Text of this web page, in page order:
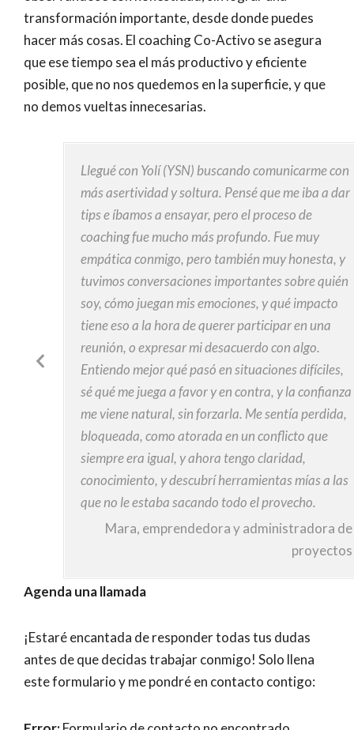
transformación importante, desde donde puedes
hacer más cosas. El coaching Co-Activo se asegura
que ese tiempo sea el más productivo y eficiente
posible, que no nos quedemos en la superficie, y que
no demos vueltas innecesarias.
que
muy
Llegué con Yolí (YSN) buscando comunicarme con
más asertividad y soltura. Pensé que me iba a dar
tips e íbamos a ensayar, pero el proceso de
coaching fue mucho más profundo. Fue muy
empática conmigo, pero también muy honesta, y
tuvimos conversaciones importantes sobre quién
soy, cómo juegan mis emociones, y qué impacto
tiene eso a la hora de querer participar en una
reunión, o expresar mi desacuerdo con algo.
Entiendo mejor qué pasó en situaciones difíciles,
sé qué me juega a favor y en contra, y la confianza
me viene natural, sin forzarla. Me sentía perdida,
bloqueada, como atorada en un conflicto que
siempre era igual, y ahora tengo claridad,
conocimiento, y descubrí herramientas mías a las
que no le estaba sacando todo el provecho.
Mara, emprendedora y administradora de
proyectos
Previous
Slide
Agenda una llamada
¡Estaré encantada de responder todas tus dudas
antes de que decidas trabajar conmigo! Solo llena
este formulario y me pondré en contacto contigo: